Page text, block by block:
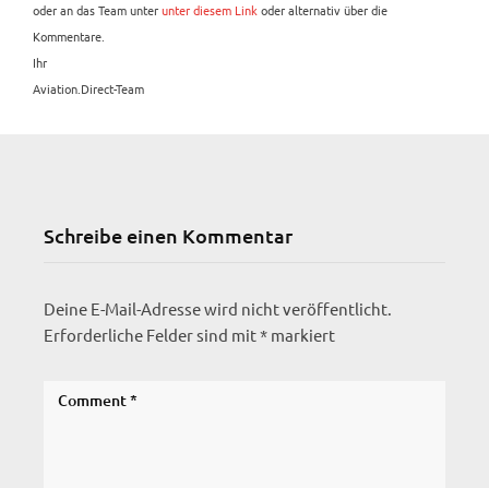
oder an das Team unterunter diesem Linkoder alternativ über die
Kommentare.
Ihr
Aviation.Direct-Team
Schreibe einen Kommentar
Deine E-Mail-Adresse wird nicht veröffentlicht.
Erforderliche Felder sind mit* markiert